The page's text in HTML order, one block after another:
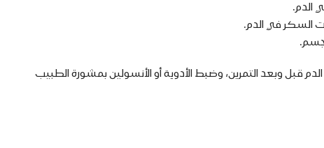
الدم.
السكر في الدم.
قبل وبعد التمرين، وضبط الأدوية أو الأنسولين بمشورة الطبيب